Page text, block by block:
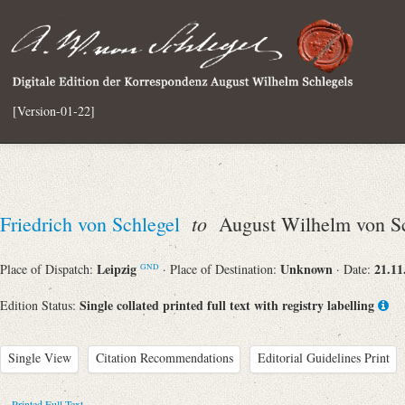
[Version-01-22]
Friedrich von Schlegel to August Wilhelm von
Place of Dispatch: Leipzig GND · Place of Destination: Unknown · Date:
Edition Status: Single collated printed full text with registry labelling
Single View Citation Recommendations Editorial Guidelines Print